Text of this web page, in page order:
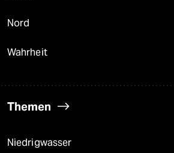
Nord
Wahrheit
Themen
Niedrigwasser